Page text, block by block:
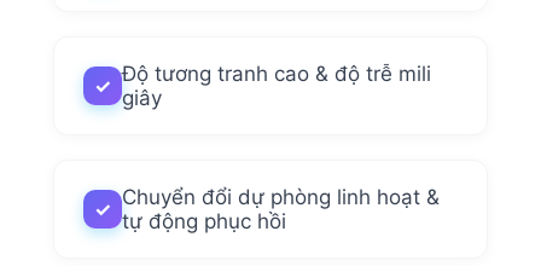
✓ Độ tương tranh cao & độ trễ mili
giây
✓ Chuyển đổi dự phòng linh hoạt &
tự động phục hồi